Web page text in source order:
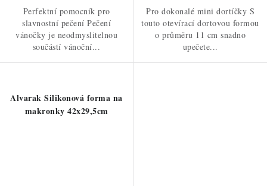
Perfektní pomocník pro
slavnostní pečení Pečení
vánočky je neodmyslitelnou
součástí vánoční...
Pro dokonalé mini dortíčky S
touto otevírací dortovou formou
o průměru 11 cm snadno
upečete...
Alvarak Silikonová forma na
makronky 42x29,5cm